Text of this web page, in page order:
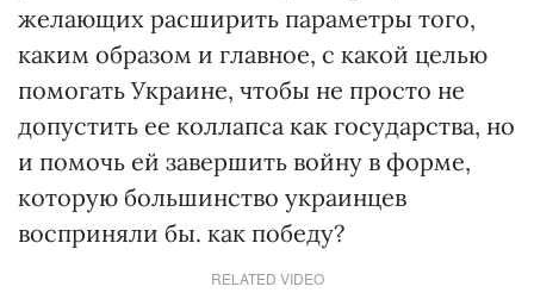
желающих расширить параметры того,
каким образом и главное, с какой целью
помогать Украине, чтобы не просто не
допустить ее коллапса как государства, но
и помочь ей завершить войну в форме,
которую большинство украинцев
восприняли бы. как победу?
RELATED VIDEO